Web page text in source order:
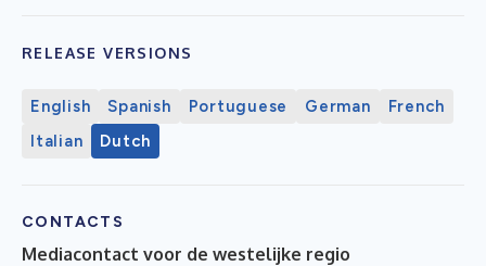
RELEASE VERSIONS
English Spanish Portuguese German
French
Italian
Dutch
CONTACTS
Mediacontact voor de westelijke regio